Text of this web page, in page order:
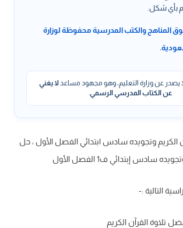
بأي شكل.
المناهج والكتب المدرسية محفوظة لوزارة
يصدر عن وزارة التعليم، وهو مجهود مساعدلا يغني
عن الكتاب المدرسي الرسمي.
الكريم وتجويده سادس ابتدائي الفصل الأول ، حل
سادس إبتدائي ف1 الفصل الأول
التالية :-
تلاوة القرآن الكريم